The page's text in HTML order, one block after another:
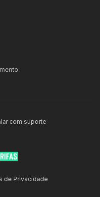
com suporte
de Privacidade